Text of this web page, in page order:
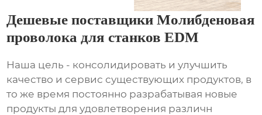
Дешевые поставщики Молибденовая
проволока для станков EDM
Наша цель - консолидировать и улучшить
качество и сервис существующих продуктов, в
то же время постоянно разрабатывая новые
продукты для удовлетворения различн